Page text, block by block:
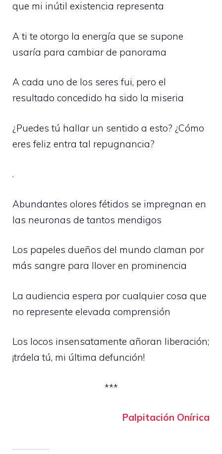
que mi inútil existencia representa
A ti te otorgo la energía que se supone
usaría para cambiar de panorama
A cada uno de los seres fui, pero el
resultado concedido ha sido la miseria
¿Puedes tú hallar un sentido a esto? ¿Cómo
eres feliz entra tal repugnancia?
.
Abundantes olores fétidos se impregnan en
las neuronas de tantos mendigos
Los papeles dueños del mundo claman por
más sangre para llover en prominencia
La audiencia espera por cualquier cosa que
no represente elevada comprensión
Los locos insensatamente añoran liberación;
¡tráela tú, mi última defunción!
***
Palpitación Onírica